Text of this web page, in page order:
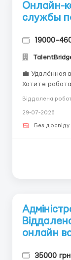
Онлайн-
службы
19000-
💼 Удалённая
Хотите
планировать
— ответы на
Віддалена
29-07-2026
Без досвіду
онлайн
35000